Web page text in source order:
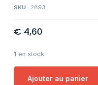
SKU : 2893
€ 4,60
1 en stock
Ajouter au panier